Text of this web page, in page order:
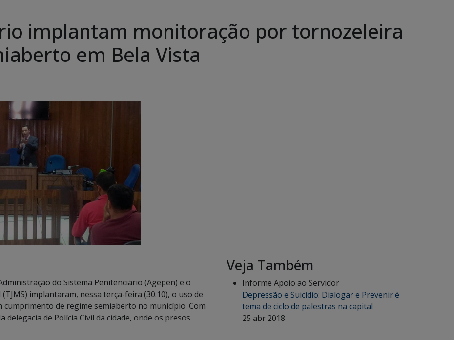
implantam monitoração por tornozeleira
em Bela Vista
do Sistema Penitenciário (Agepen) e o
implantaram, nessa terça-feira (30.10), o uso de
de regime semiaberto no município. Com
de Polícia Civil da cidade, onde os presos
Veja Também
Informe Apoio ao Servidor
Depressão e Suicídio: Dialogar e Prevenir é
tema de ciclo de palestras na capital
25 abr 2018